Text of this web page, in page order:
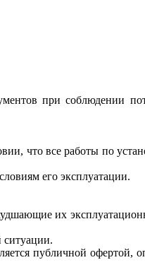
при соблюдении
что все работы по
его эксплуатации.
их
ситуации.
публичной офертой,